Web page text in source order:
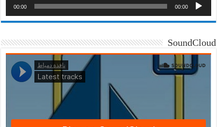
00:00
00:00
SoundCloud